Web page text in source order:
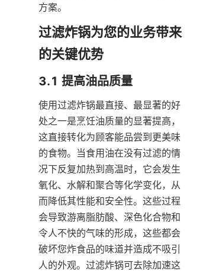
方案。
过滤炸锅为您的业务带来
使用过滤炸锅最直接、最显著的好
处之一是烹饪油质量的显著提高，
这直接转化为顾客能品尝到更美味
的食物。当食用油在没有过滤的情
况下反复加热到高温时，它会发生
氧化、水解和聚合等化学变化，从
而降低其性能和安全性。这些过程
会导致游离脂肪酸、深色化合物和
令人不快的气味的形成，这些都会
破坏您炸食品的味道并造成不吸引
人的外观。过滤炸锅可去除加速这